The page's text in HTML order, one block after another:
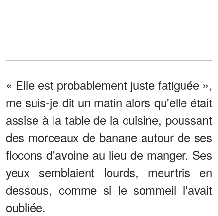
« Elle est probablement juste fatiguée »,
me suis-je dit un matin alors qu'elle était
assise à la table de la cuisine, poussant
des morceaux de banane autour de ses
flocons d'avoine au lieu de manger. Ses
yeux semblaient lourds, meurtris en
dessous, comme si le sommeil l'avait
oubliée.